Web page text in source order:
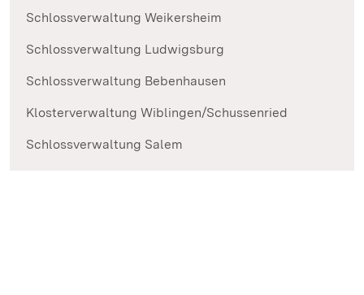
Schlossverwaltung Weikersheim
Schlossverwaltung Ludwigsburg
Schlossverwaltung Bebenhausen
Klosterverwaltung Wiblingen/Schussenried
Schlossverwaltung Salem